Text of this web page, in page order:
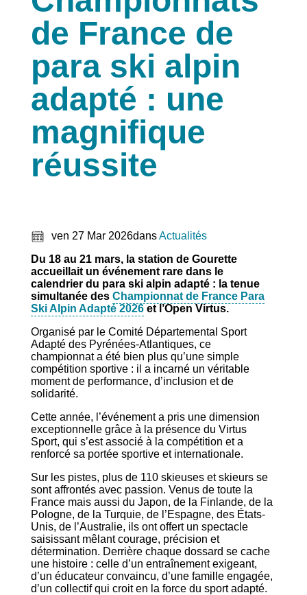
de France de
para ski alpin
adapté : une
magnifique
réussite
ven 27 Mar 2026dansActualités
Du 18 au 21 mars, la station de Gourette
accueillait un événement rare dans le
calendrier du para ski alpin adapté : la tenue
simultanée des Championnat de France Para
Ski Alpin Adapté 2026et l’Open Virtus.
Organisé par le Comité Départemental Sport
Adapté des Pyrénées-Atlantiques, ce
championnat a été bien plus qu’une simple
compétition sportive : il a incarné un véritable
moment de performance, d’inclusion et de
solidarité.
Cette année, l’événement a pris une dimension
exceptionnelle grâce à la présence du Virtus
Sport, qui s’est associé à la compétition et a
renforcé sa portée sportive et internationale.
Sur les pistes, plus de 110 skieuses et skieurs se
sont affrontés avec passion. Venus de toute la
France mais aussi du Japon, de la Finlande, de la
Pologne, de la Turquie, de l’Espagne, des États-
Unis, de l’Australie, ils ont offert un spectacle
saisissant mêlant courage, précision et
détermination. Derrière chaque dossard se cache
une histoire : celle d’un entraînement exigeant,
d’un éducateur convaincu, d’une famille engagée,
d’un collectif qui croit en la force du sport adapté.